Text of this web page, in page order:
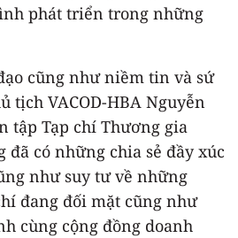
phát triển trong những
cũng như niềm tin và sứ
tịch VACOD-HBA Nguyễn
tập Tạp chí Thương gia
đã có những chia sẻ đầy xúc
như suy tư về những
đang đối mặt cũng như
cùng cộng đồng doanh